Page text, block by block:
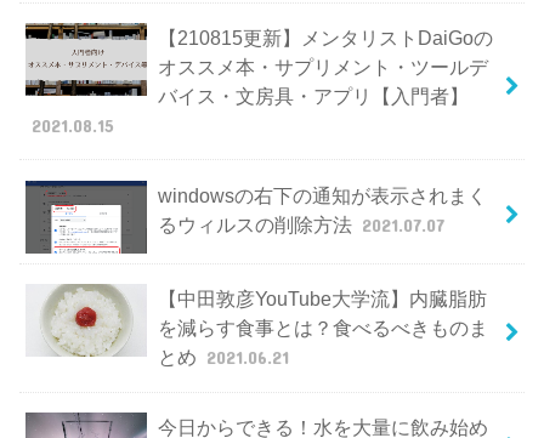
【210815更新】メンタリストDaiGoの
オススメ本・サプリメント・ツールデ
バイス・文房具・アプリ【入門者】
2021.08.15
windowsの右下の通知が表示されまく
るウィルスの削除方法 2021.07.07
【中田敦彦YouTube大学流】内臓脂肪
を減らす食事とは？食べるべきものま
とめ 2021.06.21
今日からできる！水を大量に飲み始め